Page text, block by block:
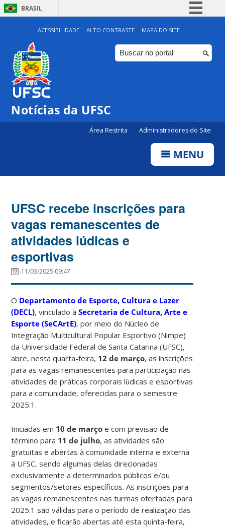
BRASIL
Simplifique!
Comunica BR
Participe
ACESSIBILIDADE ALTO CONTRASTE MAPA DO SITE
Notícias da UFSC
Área Restrita Administradores do Site
MENU
UFSC recebe inscrições para
vagas remanescentes de
atividades lúdicas e
esportivas
11/03/2025 09:47
O Departamento de Esporte, Cultura e Lazer
(DECL), vinculado àSecretaria de Cultura, Arte e
Esporte (SeCArtE), por meio do Núcleo de
Integração Multicultural Popular Esportivo (Nimpe)
da Universidade Federal de Santa Catarina (UFSC),
abre, nesta quarta-feira, 12 de março, as inscrições
para as vagas remanescentes para participação nas
atividades de práticas corporais lúdicas e esportivas
para a comunidade, oferecidas para o semestre
2025.1.
Iniciadas em 10 de março e com previsão de
término para 11 de julho, as atividades são
gratuitas e abertas à comunidade interna e externa
à UFSC, sendo algumas delas direcionadas
exclusivamente a determinados públicos e/ou
segmentos/setores específicos. As inscrições para
as vagas remanescentes nas turmas ofertadas para
2025.1 são válidas para o período de realização das
atividades, e ficarão abertas até esta quinta-feira,